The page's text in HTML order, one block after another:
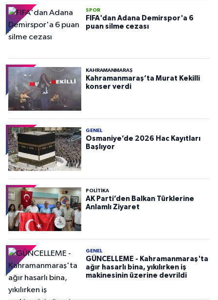
SPOR
FIFA'dan Adana Demirspor'a 6
puan silme cezası
KAHRAMANMARAŞ
Kahramanmaraş’ta Murat Kekilli
konser verdi
GENEL
Osmaniye’de 2026 Hac Kayıtları
Başlıyor
POLITIKA
AK Parti’den Balkan Türklerine
Anlamlı Ziyaret
GENEL
GÜNCELLEME - Kahramanmaraş'ta
ağır hasarlı bina, yıkılırken iş
makinesinin üzerine devrildi